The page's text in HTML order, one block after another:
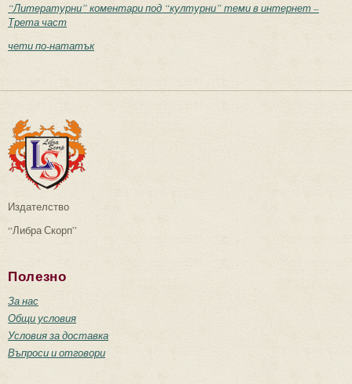
“Литературни” коментари под “културни” теми в интернет –
Трета част
чети по-нататък
Издателство
“Либра Скорп”
Полезно
За нас
Общи условия
Условия за доставка
Въпроси и отговори